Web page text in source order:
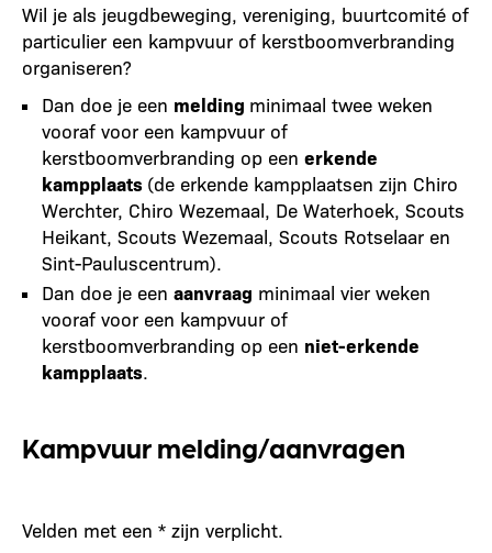
Wil je als jeugdbeweging, vereniging, buurtcomité of
particulier een kampvuur of kerstboomverbranding
organiseren?
Dan doe je een melding minimaal twee weken
vooraf voor een kampvuur of
kerstboomverbranding op een erkende
kampplaats (de erkende kampplaatsen zijn Chiro
Werchter, Chiro Wezemaal, De Waterhoek, Scouts
Heikant, Scouts Wezemaal, Scouts Rotselaar en
Sint-Pauluscentrum).
Dan doe je een aanvraag minimaal vier weken
vooraf voor een kampvuur of
kerstboomverbranding op een niet-erkende
kampplaats.
Kampvuur melding/aanvragen
Velden met een * zijn verplicht.